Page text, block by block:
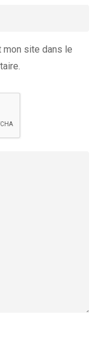
mon site dans le